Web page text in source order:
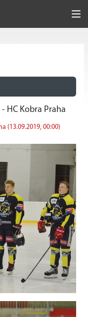
HC Kobra Praha
(13.09.2019, 00:00)